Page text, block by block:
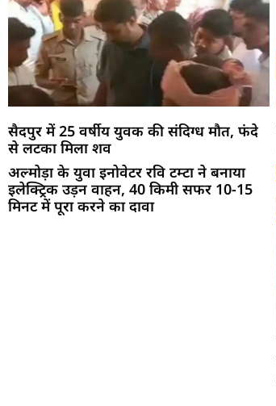
सैदपुर में 25 वर्षीय युवक की संदिग्ध मौत, फंदे
से लटका मिला शव
अल्मोड़ा के युवा इनोवेटर रवि टम्टा ने बनाया
इलेक्ट्रिक उड़न वाहन, 40 किमी सफर 10-15
मिनट में पूरा करने का दावा